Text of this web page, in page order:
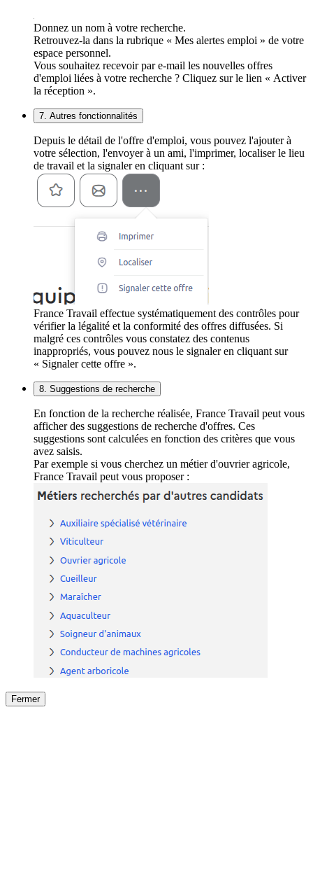
Donnez un nom à votre recherche.
Retrouvez-la dans la rubrique « Mes alertes emploi » de votre
espace personnel.
Vous souhaitez recevoir par e-mail les nouvelles offres
d'emploi liées à votre recherche ? Cliquez sur le lien « Activer
la réception ».
7. Autres fonctionnalités
Depuis le détail de l'offre d'emploi, vous pouvez l'ajouter à
votre sélection, l'envoyer à un ami, l'imprimer, localiser le lieu
de travail et la signaler en cliquant sur :
France Travail effectue systématiquement des contrôles pour
vérifier la légalité et la conformité des offres diffusées. Si
malgré ces contrôles vous constatez des contenus
inappropriés, vous pouvez nous le signaler en cliquant sur
« Signaler cette offre ».
8. Suggestions de recherche
En fonction de la recherche réalisée, France Travail peut vous
afficher des suggestions de recherche d'offres. Ces
suggestions sont calculées en fonction des critères que vous
avez saisis.
Par exemple si vous cherchez un métier d'ouvrier agricole,
France Travail peut vous proposer :
Fermer